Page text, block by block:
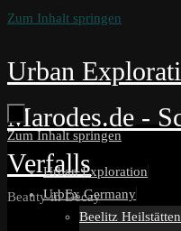
Zum Inhalt springen
Urban
Marodes.de -
Verfalls
Beauty in Decay
Zum Inhalt springen
Urban Exploration
UrbEx Germany
Beelitz Heilstätten